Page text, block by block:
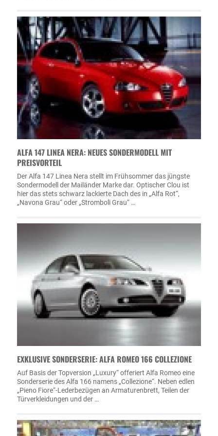
ALFA 147 LINEA NERA: NEUES SONDERMODELL MIT
PREISVORTEIL
Der Alfa 147 Linea Nera stellt im Frühsommer das jüngste
Sondermodell der Mailänder Marke dar. Optischer Clou ist
hier das stets schwarz lackierte Dach des in „Alfa Rot“,
„Navona Grau“ oder „Stromboli Grau“ …
EXKLUSIVE SONDERSERIE: ALFA ROMEO 166 COLLEZIONE
Auf Basis der Topversion „Luxury“ offeriert Alfa Romeo eine
Sonderserie des Alfa 166 namens „Collezione“. Neben edlen
„Pieno Fiore“-Lederbezügen an Armaturenbrett, Teilen der
Türverkleidungen und der …